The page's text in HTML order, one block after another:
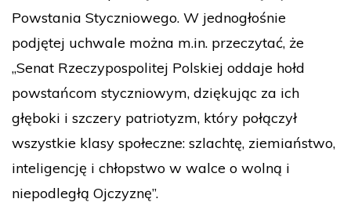
Powstania Styczniowego. W jednogłośnie
podjętej uchwale można m.in. przeczytać, że
„Senat Rzeczypospolitej Polskiej oddaje hołd
powstańcom styczniowym, dziękując za ich
głęboki i szczery patriotyzm, który połączył
wszystkie klasy społeczne: szlachtę, ziemiaństwo,
inteligencję i chłopstwo w walce o wolną i
niepodległą Ojczyznę”.